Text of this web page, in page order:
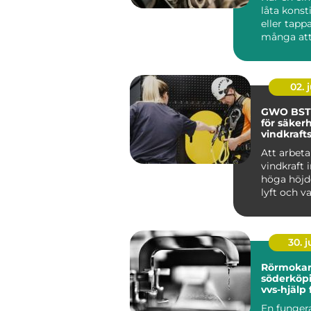
låta
eller
många
02.
GWO
för
Att
vindkraft
höga
lyft och
30.
söderköping
vvs-hjälp
En